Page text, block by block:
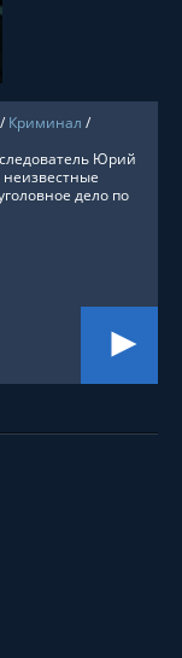
/ Криминал /
Юрий
дело по